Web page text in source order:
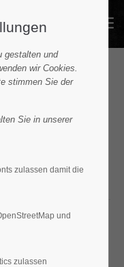
gestalten und
wir Cookies.
stimmen Sie der
Sie in unserer
zulassen damit die
und
zulassen
News um.